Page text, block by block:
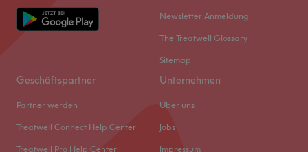
Newsletter Anmeldung
The Treatwell Glossary
Sitemap
Geschäftspartner
Partner werden
Treatwell Connect Help Center
Treatwell Pro Help Center
Unternehmen
Über uns
Jobs
Impressum